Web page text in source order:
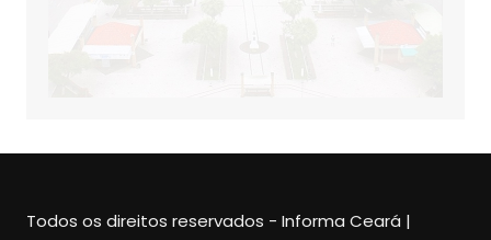
Todos os direitos reservados - Informa Ceará |